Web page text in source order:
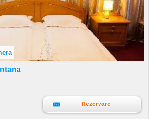
Rezervare